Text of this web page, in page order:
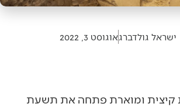
ישראל גולדברגאוגוסט 3, 2022
קיצית ומוארת פתחה את תשעת